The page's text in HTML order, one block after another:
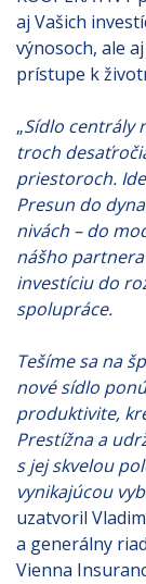
aj Vašich
výnosoch, ale
prístupe k
„Sídlo centrály
troch
priestoroch.
Presun do
nivách – do
nášho partnera
investíciu do
spolupráce.
Tešíme sa na
nové sídlo
produktivite,
Prestížna a
s jej skvelou
vynikajúcou
uzatvoril
a generálny
Vienna